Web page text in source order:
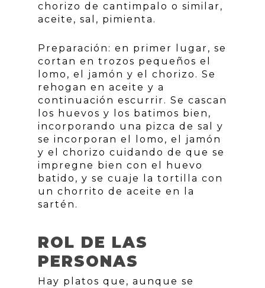
chorizo de cantimpalo o similar,
aceite, sal, pimienta.
Preparación: en primer lugar, se
cortan en trozos pequeños el
lomo, el jamón y el chorizo. Se
rehogan en aceite y a
continuación escurrir. Se cascan
los huevos y los batimos bien,
incorporando una pizca de sal y
se incorporan el lomo, el jamón
y el chorizo cuidando de que se
impregne bien con el huevo
batido, y se cuaje la tortilla con
un chorrito de aceite en la
sartén.
ROL DE LAS
PERSONAS
Hay platos que, aunque se